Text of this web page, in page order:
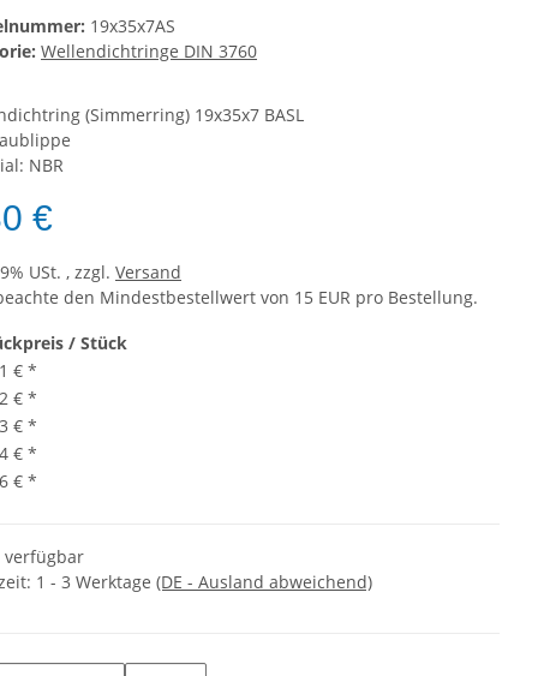
19x35x7AS
Wellendichtringe DIN 3760
(Simmerring) 19x35x7 BASL
NBR
€
USt. , zzgl. Versand
den Mindestbestellwert von 15 EUR pro Bestellung.
/ Stück
€ *
€ *
€ *
€ *
€ *
verfügbar
1 - 3 Werktage (DE - Ausland abweichend)